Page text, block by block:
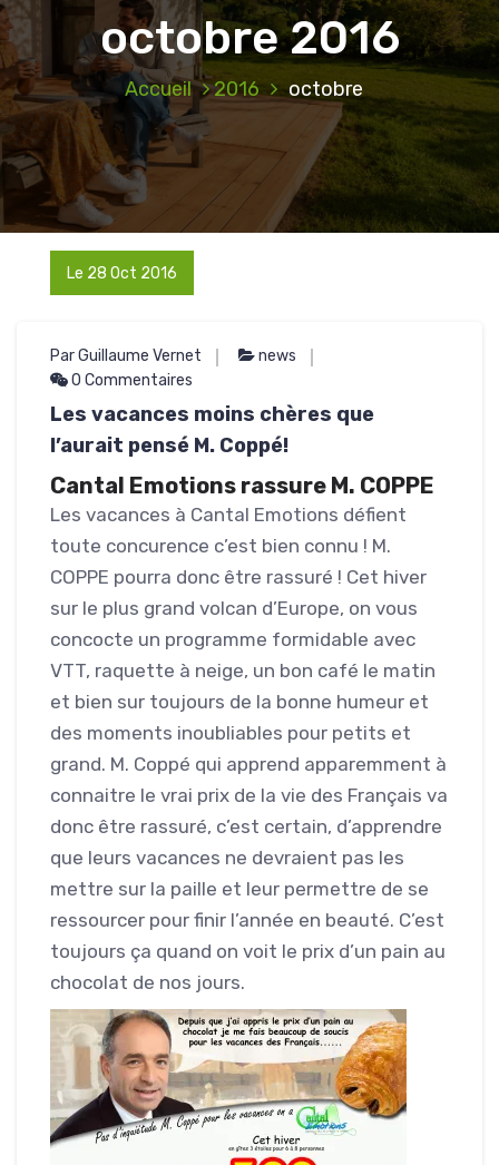
octobre 2016
Accueil 2016 octobre
Le 28 Oct 2016
Par Guillaume Vernet
news
0 Commentaires
Les vacances moins chères que
l’aurait pensé M. Coppé!
Cantal Emotions rassure M. COPPE
Les vacances à Cantal Emotions défient
toute concurence c’est bien connu ! M.
COPPE pourra donc être rassuré ! Cet hiver
sur le plus grand volcan d’Europe, on vous
concocte un programme formidable avec
VTT, raquette à neige, un bon café le matin
et bien sur toujours de la bonne humeur et
des moments inoubliables pour petits et
grand. M. Coppé qui apprend apparemment à
connaitre le vrai prix de la vie des Français va
donc être rassuré, c’est certain, d’apprendre
que leurs vacances ne devraient pas les
mettre sur la paille et leur permettre de se
ressourcer pour finir l’année en beauté. C’est
toujours ça quand on voit le prix d’un pain au
chocolat de nos jours.